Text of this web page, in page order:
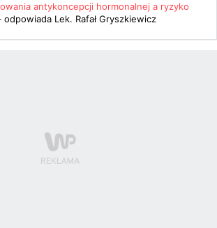
antykoncepcji hormonalnej a ryzyko
odpowiada Lek. Rafał Gryszkiewicz